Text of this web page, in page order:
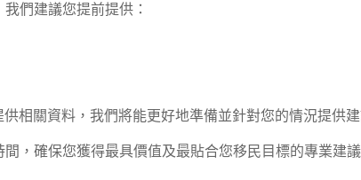
們建議您提前提供：
供相關資料，我們將能更好地準備並針對您的情況提供建
，確保您獲得最具價值及最貼合您移民目標的專業建議